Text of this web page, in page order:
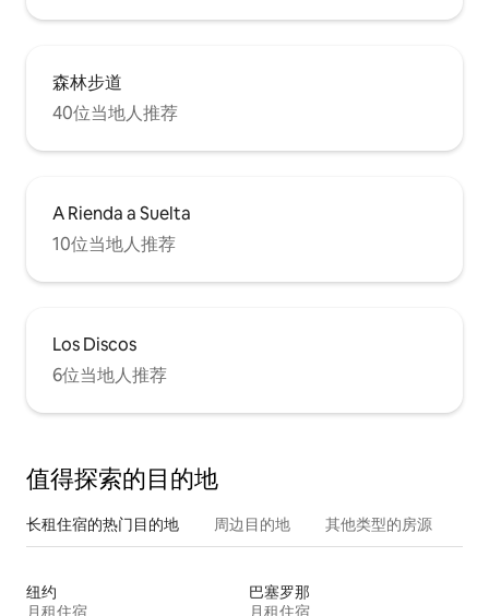
森林步道
40位当地人推荐
A Rienda a Suelta
10位当地人推荐
Los Discos
6位当地人推荐
值得探索的目的地
长租住宿的热门目的地 周边目的地 其他类型的房源
纽约
巴塞罗那